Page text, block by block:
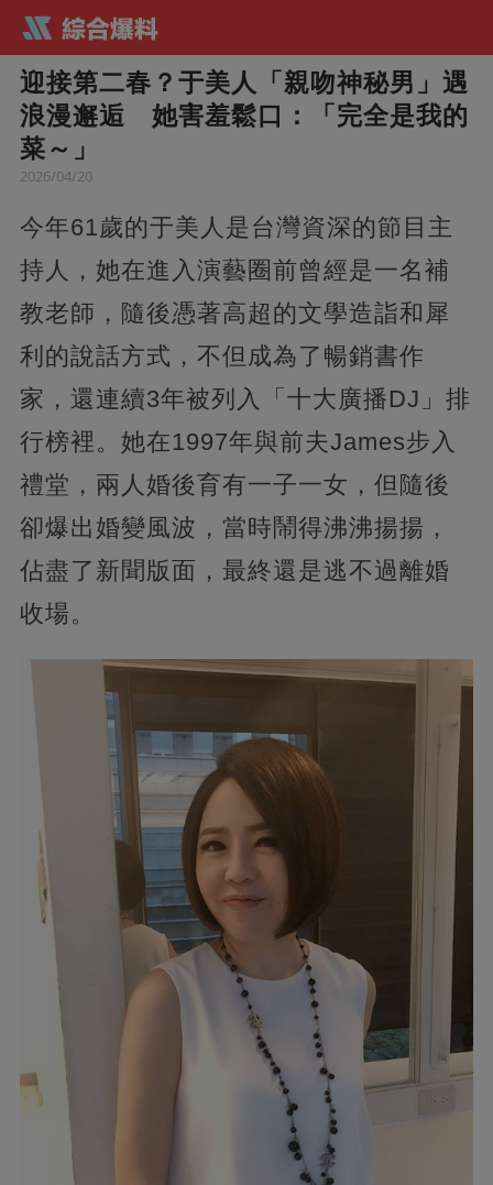
迎接第二春？于美人「親吻神秘男」遇
浪漫邂逅 她害羞鬆口：「完全是我的
菜～」
2026/04/20
今年61歲的于美人是台灣資深的節目主
持人，她在進入演藝圈前曾經是一名補
教老師，隨後憑著高超的文學造詣和犀
利的說話方式，不但成為了暢銷書作
家，還連續3年被列入「十大廣播DJ」排
行榜裡。她在1997年與前夫James步入
禮堂，兩人婚後育有一子一女，但隨後
卻爆出婚變風波，當時鬧得沸沸揚揚，
佔盡了新聞版面，最終還是逃不過離婚
收場。